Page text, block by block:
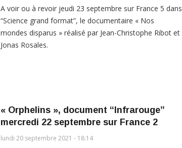
A voir ou à revoir jeudi 23 septembre sur France 5 dans
“Science grand format”, le documentaire « Nos
mondes disparus » réalisé par Jean-Christophe Ribot et
Jonas Rosales.
« Orphelins », document “Infrarouge”
mercredi 22 septembre sur France 2
lundi 20 septembre 2021 - 18:14